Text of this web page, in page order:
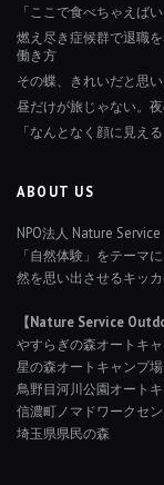
「ここで食べちゃえば
燃え尽き症候群で退職
働き方
その蝶、きれいだと思
昼だけが旅じゃない。
「なんとなく顔に見え
ABOUT US
NPO法人 Nature
「自然体験」をテーマ
然を思い出させるキッカ
【Nature Service
やすらぎの森オートキ
星の森オートキャンプ場
鳥野目河川公園オート
信濃町ノマドワークセ
埼玉県県民の森